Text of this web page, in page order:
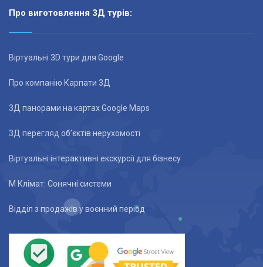
Про виготовлення 3Д турів:
Віртуальні 3D тури для Google
Про компанію Карпати 3Д
3Д панорами на картах Google Maps
3Д перегляд об’єктів нерухомості
Віртуальні інтерактивні екскурсії для бізнесу
М Клімат: Сонячні системи
Відділ з продажів у воєнний період